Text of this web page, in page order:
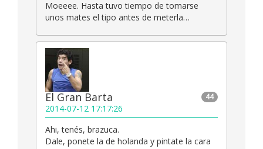
Moeeee. Hasta tuvo tiempo de tomarse
unos mates el tipo antes de meterla…
44
El Gran Barta
2014-07-12 17:17:26
Ahi, tenés, brazuca.
Dale, ponete la de holanda y pintate la cara